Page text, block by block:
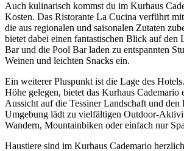
Auch kulinarisch kommst du im Kurhaus
Kosten. Das Ristorante La Cucina verführt
die aus regionalen und saisonalen Zutaten
bietet dabei einen fantastischen Blick auf den
Bar und die Pool Bar laden zu entspannten
Weinen und leichten Snacks ein.
Ein weiterer Pluspunkt ist die Lage des
Höhe gelegen, bietet das Kurhaus Cademario
Aussicht auf die Tessiner Landschaft und den
Umgebung lädt zu vielfältigen Outdoor-
Wandern, Mountainbiken oder einfach nur
Haustiere sind im Kurhaus Cademario